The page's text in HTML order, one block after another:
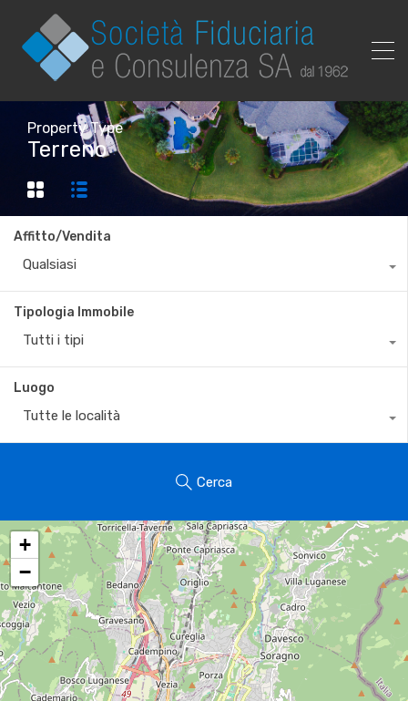
Property Type
Terreno
Affitto/Vendita
Qualsiasi
Tipologia Immobile
Tutti i tipi
Luogo
Tutte le località
Cerca
+
−